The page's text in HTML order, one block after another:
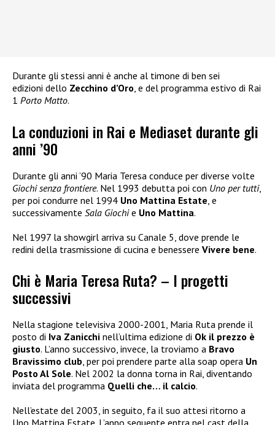
Durante gli stessi anni è anche al timone di ben sei
edizioni dello Zecchino d’Oro, e del programma estivo di Rai
1 Porto Matto.
La conduzioni in Rai e Mediaset durante gli
anni ’90
Durante gli anni ’90 Maria Teresa conduce per diverse volte
Giochi senza frontiere. Nel 1993 debutta poi con Uno per tutti,
per poi condurre nel 1994 Uno Mattina Estate , e
successivamente Sala Giochie Uno Mattina.
Nel 1997 la showgirl arriva su Canale 5, dove prende le
redini della trasmissione di cucina e benessere Vivere bene.
Chi è Maria Teresa Ruta? – I progetti
successivi
Nella stagione televisiva 2000-2001, Maria Ruta prende il
posto di Iva Zanicchi nell’ultima edizione di Ok il prezzo è
giusto. L’anno successivo, invece, la troviamo a Bravo
Bravissimo club , per poi prendere parte alla soap opera Un
Posto Al Sole. Nel 2002 la donna torna in Rai, diventando
inviata del programma Quelli che… il calcio.
Nell’estate del 2003, in seguito, fa il suo attesi ritorno a
Uno Mattina Estate. L’anno seguente entra nel cast della